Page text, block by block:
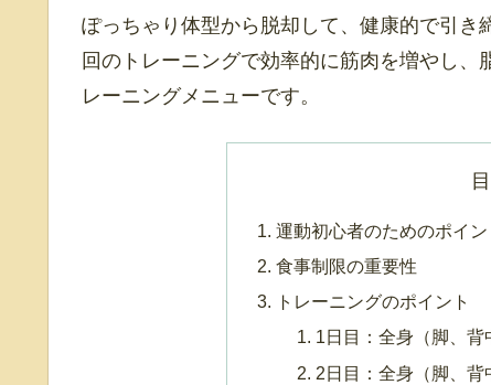
ぽっちゃり体型から脱却して、健康的で引
回のトレーニングで効率的に筋肉を増やし
レーニングメニューです。
運動初心者のためのポイン
食事制限の重要性
トレーニングのポイント
1日目：全身（脚、背
2日目：全身（脚、背